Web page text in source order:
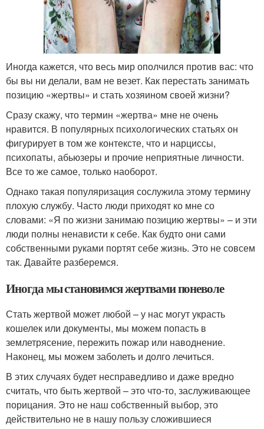
Иногда кажется, что весь мир ополчился против вас: что
бы вы ни делали, вам не везет. Как перестать занимать
позицию «жертвы» и стать хозяином своей жизни?
Сразу скажу, что термин «жертва» мне не очень
нравится. В популярных психологических статьях он
фигурирует в том же контексте, что и нарциссы,
психопаты, абьюзеры и прочие неприятные личности.
Все то же самое, только наоборот.
Однако такая популяризация сослужила этому термину
плохую службу. Часто люди приходят ко мне со
словами: «Я по жизни занимаю позицию жертвы» – и эти
люди полны ненависти к себе. Как будто они сами
собственными руками портят себе жизнь. Это не совсем
так. Давайте разберемся.
Иногда мы становимся жертвами поневоле
Стать жертвой может любой – у нас могут украсть
кошелек или документы, мы можем попасть в
землетрясение, пережить пожар или наводнение.
Наконец, мы можем заболеть и долго лечиться.
В этих случаях будет несправедливо и даже вредно
считать, что быть жертвой – это что-то, заслуживающее
порицания. Это не наш собственный выбор, это
действительно не в нашу пользу сложившиеся